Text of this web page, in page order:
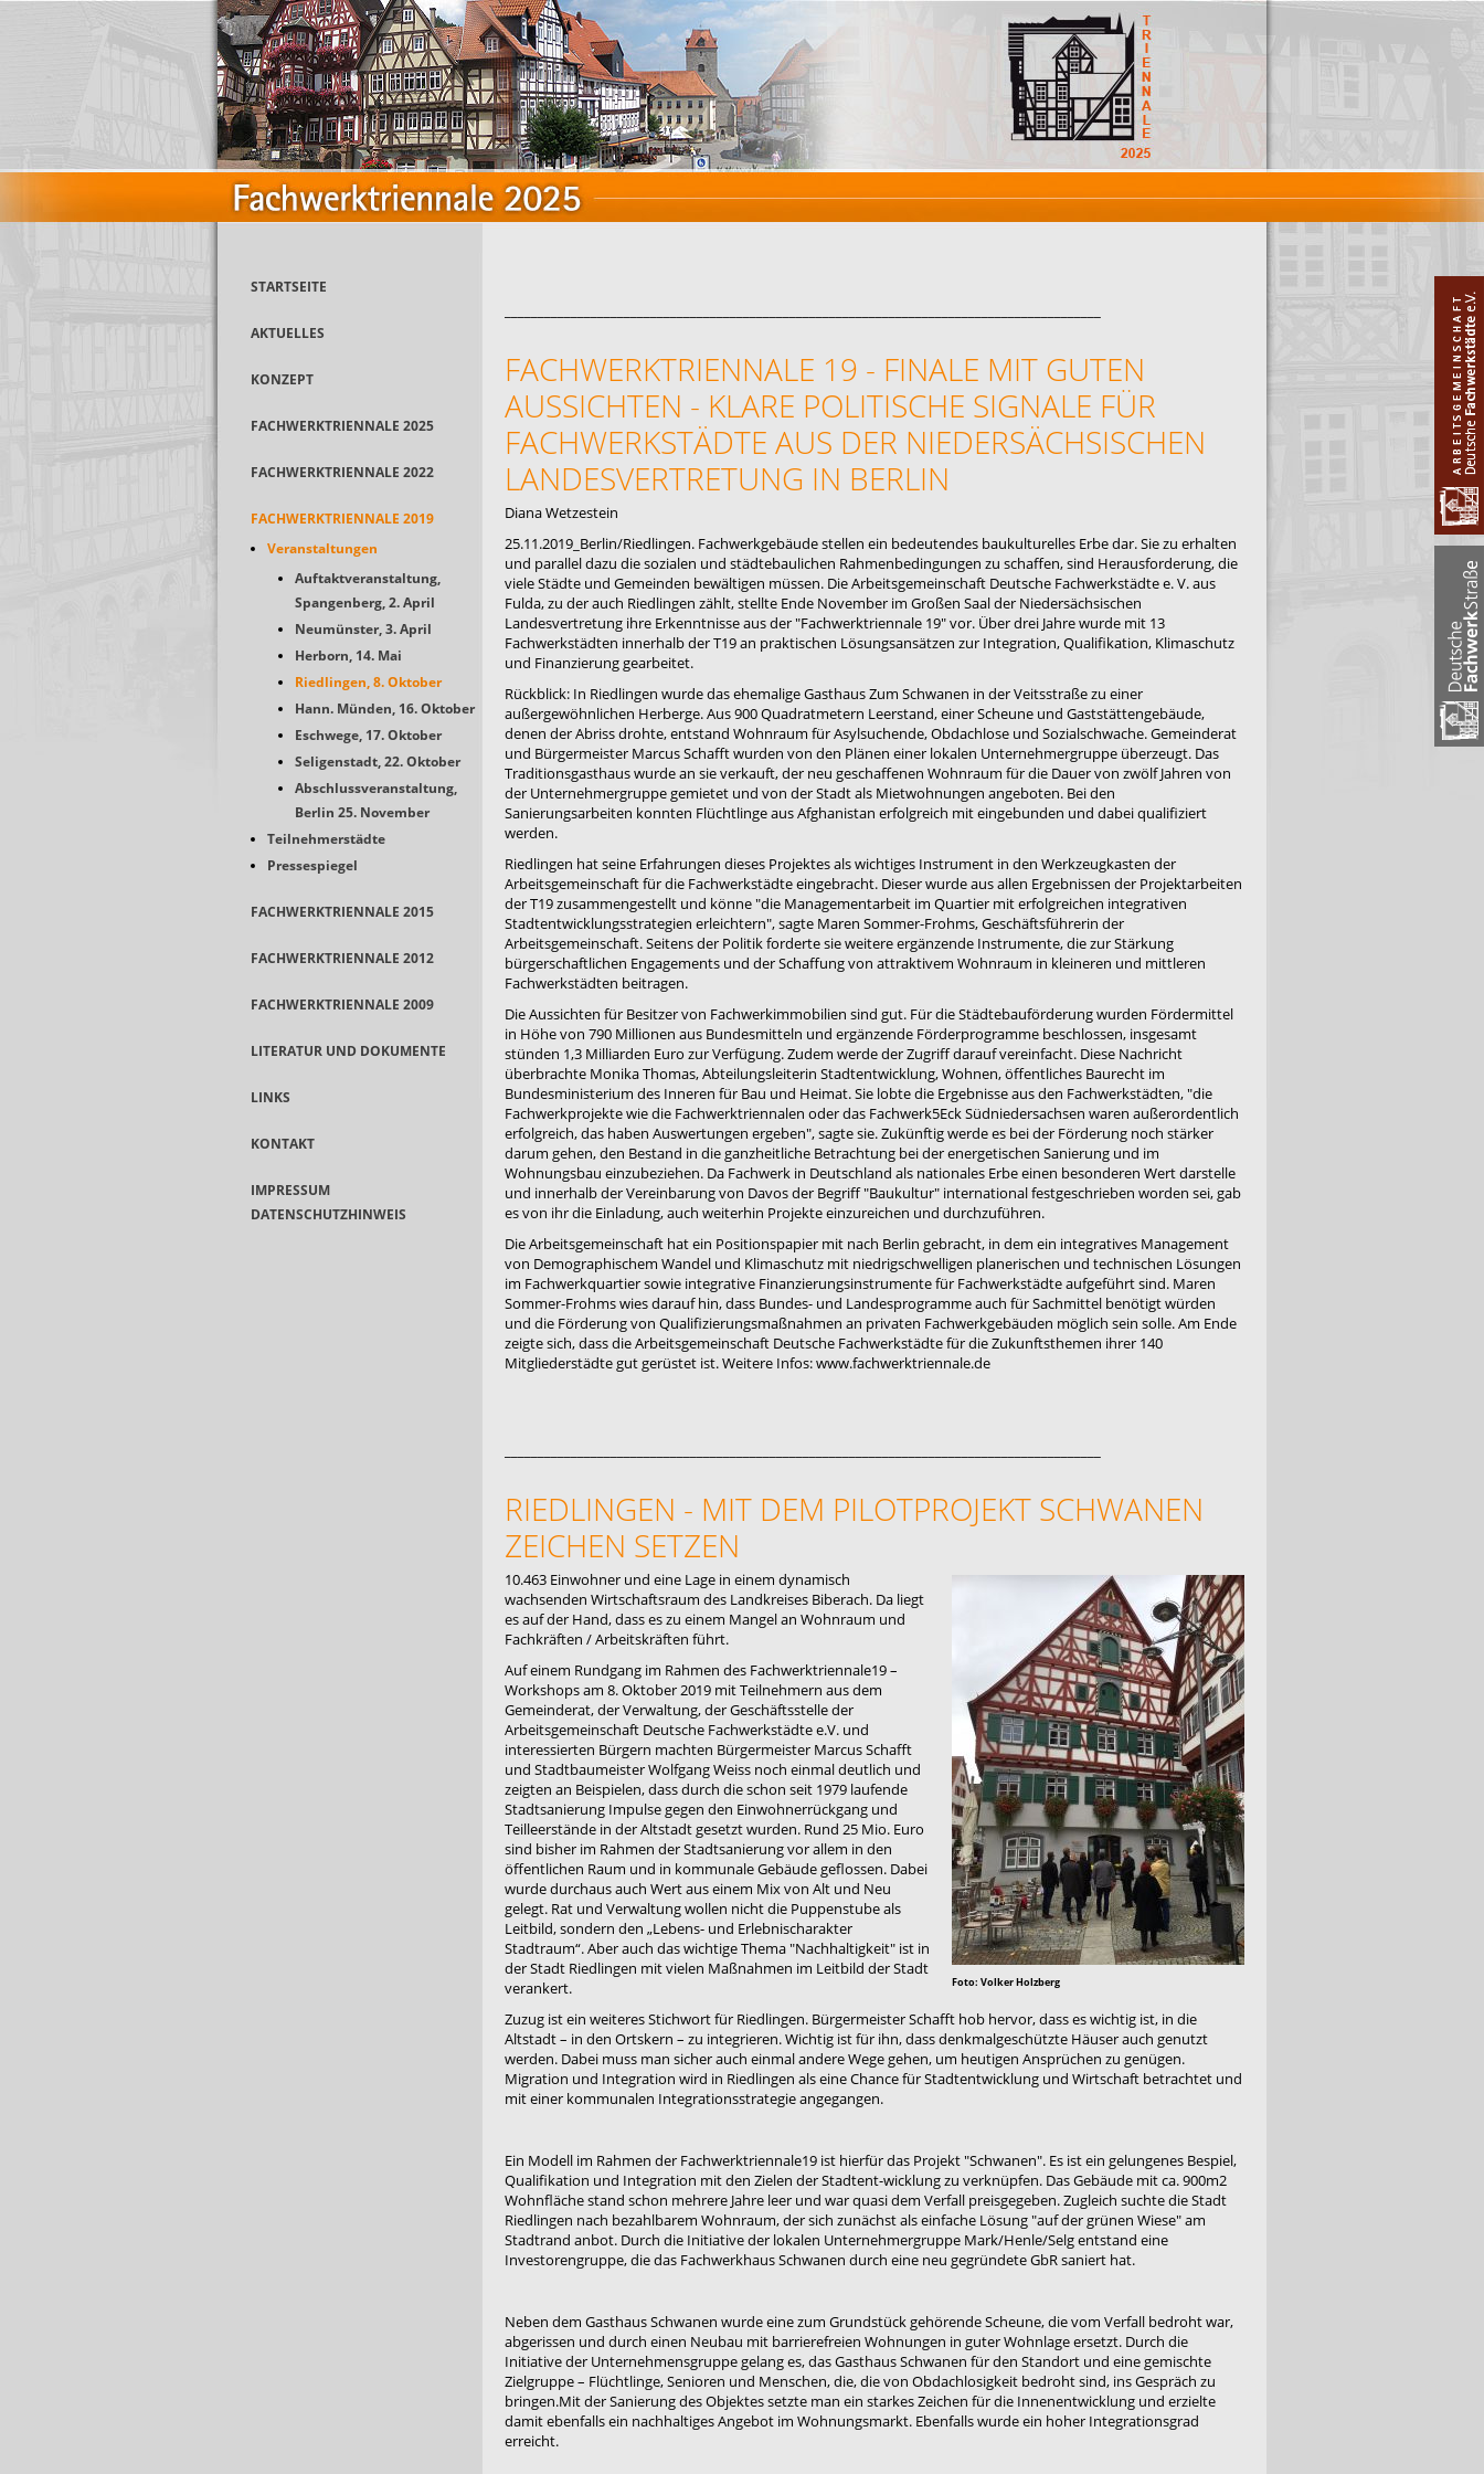
STARTSEITE
AKTUELLES
KONZEPT
FACHWERKTRIENNALE 2025
FACHWERKTRIENNALE 2022
FACHWERKTRIENNALE 2019
Veranstaltungen
Auftaktveranstaltung,
Spangenberg, 2. April
Neumünster, 3. April
Herborn, 14. Mai
Riedlingen, 8. Oktober
Hann. Münden, 16. Oktober
Eschwege, 17. Oktober
Seligenstadt, 22. Oktober
Abschlussveranstaltung,
Berlin 25. November
Teilnehmerstädte
Pressespiegel
FACHWERKTRIENNALE 2015
FACHWERKTRIENNALE 2012
FACHWERKTRIENNALE 2009
LITERATUR UND DOKUMENTE
LINKS
KONTAKT
IMPRESSUM
DATENSCHUTZHINWEIS
FACHWERKTRIENNALE 19 - FINALE MIT GUTEN
AUSSICHTEN - KLARE POLITISCHE SIGNALE FÜR
FACHWERKSTÄDTE AUS DER NIEDERSÄCHSISCHEN
LANDESVERTRETUNG IN BERLIN
Diana Wetzestein
25.11.2019_Berlin/Riedlingen. Fachwerkgebäude stellen ein bedeutendes baukulturelles Erbe dar. Sie zu erhalten
und parallel dazu die sozialen und städtebaulichen Rahmenbedingungen zu schaffen, sind Herausforderung, die
viele Städte und Gemeinden bewältigen müssen. Die Arbeitsgemeinschaft Deutsche Fachwerkstädte e. V. aus
Fulda, zu der auch Riedlingen zählt, stellte Ende November im Großen Saal der Niedersächsischen
Landesvertretung ihre Erkenntnisse aus der "Fachwerktriennale 19" vor. Über drei Jahre wurde mit 13
Fachwerkstädten innerhalb der T19 an praktischen Lösungsansätzen zur Integration, Qualifikation, Klimaschutz
und Finanzierung gearbeitet.
Rückblick: In Riedlingen wurde das ehemalige Gasthaus Zum Schwanen in der Veitsstraße zu einer
außergewöhnlichen Herberge. Aus 900 Quadratmetern Leerstand, einer Scheune und Gaststättengebäude,
denen der Abriss drohte, entstand Wohnraum für Asylsuchende, Obdachlose und Sozialschwache. Gemeinderat
und Bürgermeister Marcus Schafft wurden von den Plänen einer lokalen Unternehmergruppe überzeugt. Das
Traditionsgasthaus wurde an sie verkauft, der neu geschaffenen Wohnraum für die Dauer von zwölf Jahren von
der Unternehmergruppe gemietet und von der Stadt als Mietwohnungen angeboten. Bei den
Sanierungsarbeiten konnten Flüchtlinge aus Afghanistan erfolgreich mit eingebunden und dabei qualifiziert
werden.
Riedlingen hat seine Erfahrungen dieses Projektes als wichtiges Instrument in den Werkzeugkasten der
Arbeitsgemeinschaft für die Fachwerkstädte eingebracht. Dieser wurde aus allen Ergebnissen der Projektarbeiten
der T19 zusammengestellt und könne "die Managementarbeit im Quartier mit erfolgreichen integrativen
Stadtentwicklungsstrategien erleichtern", sagte Maren Sommer-Frohms, Geschäftsführerin der
Arbeitsgemeinschaft. Seitens der Politik forderte sie weitere ergänzende Instrumente, die zur Stärkung
bürgerschaftlichen Engagements und der Schaffung von attraktivem Wohnraum in kleineren und mittleren
Fachwerkstädten beitragen.
Die Aussichten für Besitzer von Fachwerkimmobilien sind gut. Für die Städtebauförderung wurden Fördermittel
in Höhe von 790 Millionen aus Bundesmitteln und ergänzende Förderprogramme beschlossen, insgesamt
stünden 1,3 Milliarden Euro zur Verfügung. Zudem werde der Zugriff darauf vereinfacht. Diese Nachricht
überbrachte Monika Thomas, Abteilungsleiterin Stadtentwicklung, Wohnen, öffentliches Baurecht im
Bundesministerium des Inneren für Bau und Heimat. Sie lobte die Ergebnisse aus den Fachwerkstädten, "die
Fachwerkprojekte wie die Fachwerktriennalen oder das Fachwerk5Eck Südniedersachsen waren außerordentlich
erfolgreich, das haben Auswertungen ergeben", sagte sie. Zukünftig werde es bei der Förderung noch stärker
darum gehen, den Bestand in die ganzheitliche Betrachtung bei der energetischen Sanierung und im
Wohnungsbau einzubeziehen. Da Fachwerk in Deutschland als nationales Erbe einen besonderen Wert darstelle
und innerhalb der Vereinbarung von Davos der Begriff "Baukultur" international festgeschrieben worden sei, gab
es von ihr die Einladung, auch weiterhin Projekte einzureichen und durchzuführen.
Die Arbeitsgemeinschaft hat ein Positionspapier mit nach Berlin gebracht, in dem ein integratives Management
von Demographischem Wandel und Klimaschutz mit niedrigschwelligen planerischen und technischen Lösungen
im Fachwerkquartier sowie integrative Finanzierungsinstrumente für Fachwerkstädte aufgeführt sind. Maren
Sommer-Frohms wies darauf hin, dass Bundes- und Landesprogramme auch für Sachmittel benötigt würden
und die Förderung von Qualifizierungsmaßnahmen an privaten Fachwerkgebäuden möglich sein solle. Am Ende
zeigte sich, dass die Arbeitsgemeinschaft Deutsche Fachwerkstädte für die Zukunftsthemen ihrer 140
Mitgliederstädte gut gerüstet ist. Weitere Infos: www.fachwerktriennale.de
RIEDLINGEN - MIT DEM PILOTPROJEKT SCHWANEN
ZEICHEN SETZEN
Foto: Volker Holzberg
10.463 Einwohner und eine Lage in einem dynamisch
wachsenden Wirtschaftsraum des Landkreises Biberach. Da liegt
es auf der Hand, dass es zu einem Mangel an Wohnraum und
Fachkräften / Arbeitskräften führt.
Auf einem Rundgang im Rahmen des Fachwerktriennale19 –
Workshops am 8. Oktober 2019 mit Teilnehmern aus dem
Gemeinderat, der Verwaltung, der Geschäftsstelle der
Arbeitsgemeinschaft Deutsche Fachwerkstädte e.V. und
interessierten Bürgern machten Bürgermeister Marcus Schafft
und Stadtbaumeister Wolfgang Weiss noch einmal deutlich und
zeigten an Beispielen, dass durch die schon seit 1979 laufende
Stadtsanierung Impulse gegen den Einwohnerrückgang und
Teilleerstände in der Altstadt gesetzt wurden. Rund 25 Mio. Euro
sind bisher im Rahmen der Stadtsanierung vor allem in den
öffentlichen Raum und in kommunale Gebäude geflossen. Dabei
wurde durchaus auch Wert aus einem Mix von Alt und Neu
gelegt. Rat und Verwaltung wollen nicht die Puppenstube als
Leitbild, sondern den „Lebens- und Erlebnischarakter
Stadtraum“. Aber auch das wichtige Thema "Nachhaltigkeit" ist in
der Stadt Riedlingen mit vielen Maßnahmen im Leitbild der Stadt
verankert.
Zuzug ist ein weiteres Stichwort für Riedlingen. Bürgermeister Schafft hob hervor, dass es wichtig ist, in die
Altstadt – in den Ortskern – zu integrieren. Wichtig ist für ihn, dass denkmalgeschützte Häuser auch genutzt
werden. Dabei muss man sicher auch einmal andere Wege gehen, um heutigen Ansprüchen zu genügen.
Migration und Integration wird in Riedlingen als eine Chance für Stadtentwicklung und Wirtschaft betrachtet und
mit einer kommunalen Integrationsstrategie angegangen.
Ein Modell im Rahmen der Fachwerktriennale19 ist hierfür das Projekt "Schwanen". Es ist ein gelungenes Bespiel,
Qualifikation und Integration mit den Zielen der Stadtent-wicklung zu verknüpfen. Das Gebäude mit ca. 900m2
Wohnfläche stand schon mehrere Jahre leer und war quasi dem Verfall preisgegeben. Zugleich suchte die Stadt
Riedlingen nach bezahlbarem Wohnraum, der sich zunächst als einfache Lösung "auf der grünen Wiese" am
Stadtrand anbot. Durch die Initiative der lokalen Unternehmergruppe Mark/Henle/Selg entstand eine
Investorengruppe, die das Fachwerkhaus Schwanen durch eine neu gegründete GbR saniert hat.
Neben dem Gasthaus Schwanen wurde eine zum Grundstück gehörende Scheune, die vom Verfall bedroht war,
abgerissen und durch einen Neubau mit barrierefreien Wohnungen in guter Wohnlage ersetzt. Durch die
Initiative der Unternehmensgruppe gelang es, das Gasthaus Schwanen für den Standort und eine gemischte
Zielgruppe – Flüchtlinge, Senioren und Menschen, die, die von Obdachlosigkeit bedroht sind, ins Gespräch zu
bringen.Mit der Sanierung des Objektes setzte man ein starkes Zeichen für die Innenentwicklung und erzielte
damit ebenfalls ein nachhaltiges Angebot im Wohnungsmarkt. Ebenfalls wurde ein hoher Integrationsgrad
erreicht.